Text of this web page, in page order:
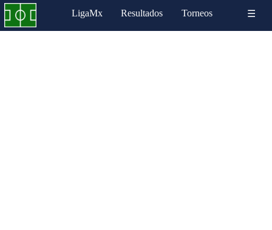
LigaMx Resultados Torneos ☰